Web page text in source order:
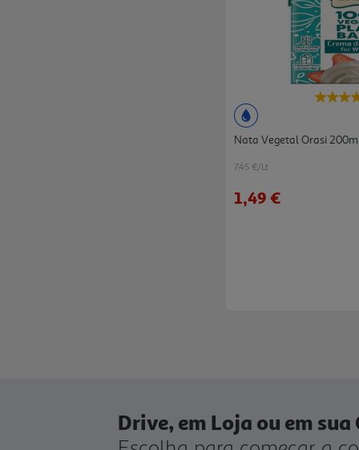
Nata Vegetal Orasi
7.45 €/Lt
1,49 €
Drive, em Loja ou em sua